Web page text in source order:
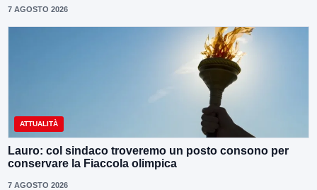
7 AGOSTO 2026
ATTUALITÀ
Lauro: col sindaco troveremo un posto consono per
conservare la Fiaccola olimpica
7 AGOSTO 2026